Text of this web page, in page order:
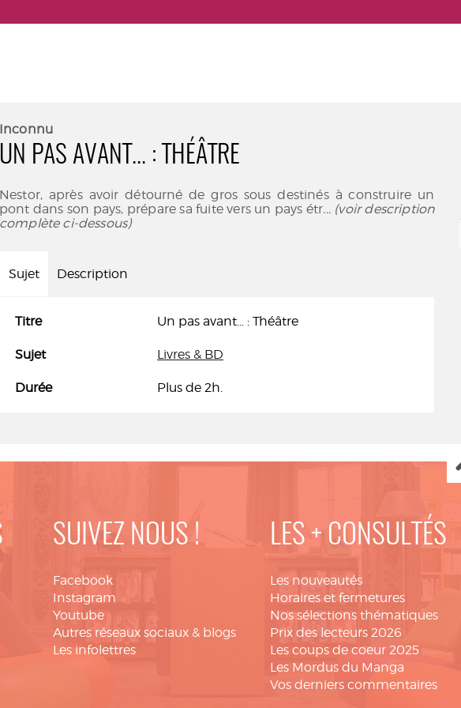
Inconnu
UN PAS AVANT... : THÉÂTRE
Nestor, après avoir détourné de gros sous destinés à construire un
pont dans son pays, prépare sa fuite vers un pays étr... (voir description
complète ci-dessous)
Sujet Description
Titre Un pas avant... : Théâtre
Sujet Livres & BD
Durée Plus de 2h.
SUIVEZ NOUS !
Facebook
Instagram
Youtube
Autres réseaux sociaux & blogs
Les infolettres
LES + CONSULTÉS
Les nouveautés
Horaires et fermetures
Nos sélections thématiques
Prix des lecteurs 2026
Les coups de coeur 2025
Les Mordus du Manga
Vos derniers commentaires